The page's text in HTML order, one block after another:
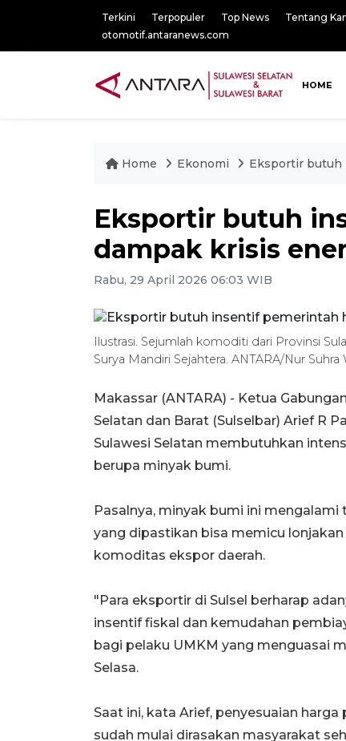
Terkini Terpopuler Top News Tentang
otomotif.antaranews.com
HOME
Home Ekonomi Eksportir butuh
Eksportir butuh
dampak krisis
Rabu, 29 April 2026 06:03 WIB
Ilustrasi. Sejumlah komoditi dari Provinsi
Surya Mandiri Sejahtera. ANTARA/Nur Suhra
Makassar (ANTARA) - Ketua
Selatan dan Barat (Sulselbar) Arief R
Sulawesi Selatan membutuhkan
berupa minyak bumi.
Pasalnya, minyak bumi ini
yang dipastikan bisa memicu
komoditas ekspor daerah.
"Para eksportir di Sulsel berharap
insentif fiskal dan kemudahan
bagi pelaku UMKM yang menguasai
Selasa.
Saat ini, kata Arief, penyesuaian
sudah mulai dirasakan masyarakat